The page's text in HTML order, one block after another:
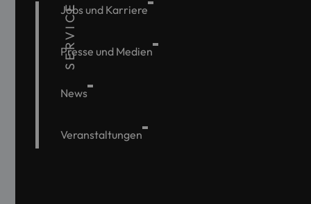
SERVICE
Jobs und Karriere
Presse und Medien
News
Veranstaltungen